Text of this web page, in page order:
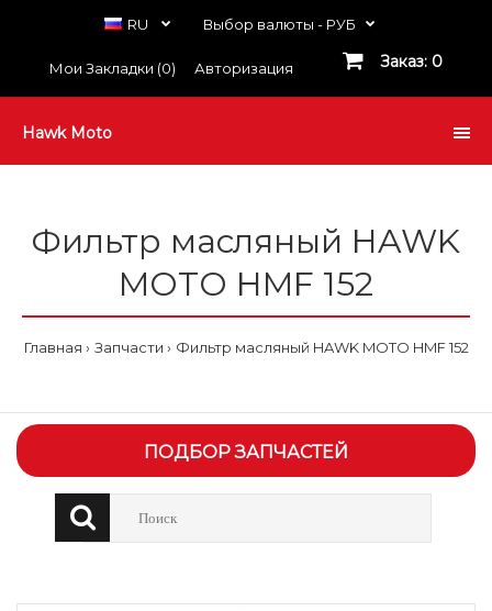
RU Выбор валюты - РУБ
Мои Закладки (0) Авторизация Заказ: 0
Hawk Moto
Фильтр масляный HAWK
MOTO HMF 152
Главная Запчасти Фильтр масляный HAWK MOTO HMF 152
ПОДБОР ЗАПЧАСТЕЙ